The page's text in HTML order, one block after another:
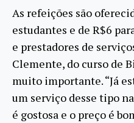
As refeições são
estudantes e de R$6
e prestadores de
Clemente, do curso de
muito importante. “Já
um serviço desse tipo
é gostosa e o preço é